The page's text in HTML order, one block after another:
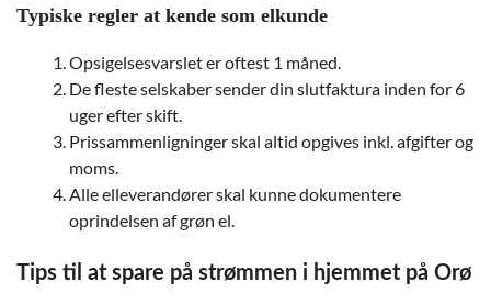
Typiske regler at kende som elkunde
Opsigelsesvarslet er oftest 1 måned.
De fleste selskaber sender din slutfaktura inden for 6
uger efter skift.
Prissammenligninger skal altid opgives inkl. afgifter og
moms.
Alle elleverandører skal kunne dokumentere
oprindelsen af grøn el.
Tips til at spare på strømmen i hjemmet på Orø